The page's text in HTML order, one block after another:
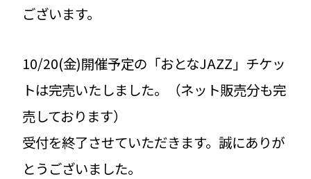
ございます。
10/20(金)開催予定の「おとなJAZZ」チケッ
トは完売いたしました。（ネット販売分も完
売しております）
受付を終了させていただきます。誠にありが
とうございました。